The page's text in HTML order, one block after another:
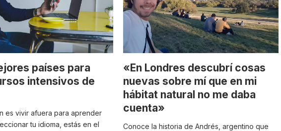
países para
intensivos de
es vivir afuera para aprender
tu idioma, estás en el
«En Londres descubrí cosas
nuevas sobre mí que en mi
hábitat natural no me daba
cuenta»
Conoce la historia de Andrés, argentino que